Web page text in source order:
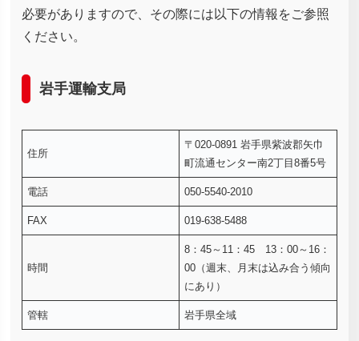
必要がありますので、その際には以下の情報をご参照
ください。
岩手運輸支局
住所
〒020-0891 岩手県紫波郡矢巾
町流通センター南2丁目8番5号
電話 050-5540-2010
FAX 019-638-5488
時間
8：45～11：45 13：00～16：
00（週末、月末は込み合う傾向
にあり）
管轄 岩手県全域